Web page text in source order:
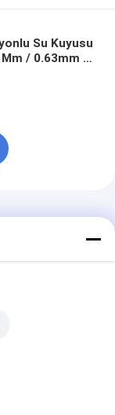
Su Kuyusu
/ 0.63mm /